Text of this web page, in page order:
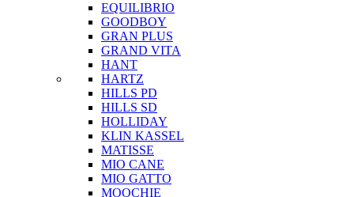
EQUILIBRIO
GOODBOY
GRAN PLUS
GRAND VITA
HANT
HARTZ
HILLS PD
HILLS SD
HOLLIDAY
KLIN KASSEL
MATISSE
MIO CANE
MIO GATTO
MOOCHIE